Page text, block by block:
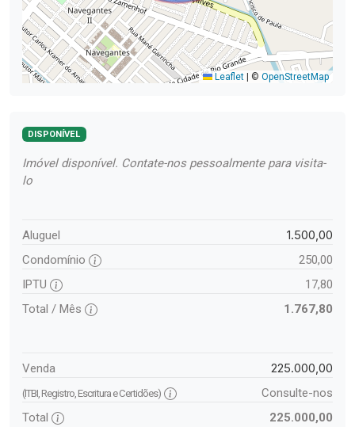
Leaflet © OpenStreetMap
DISPONÍVEL
Imóvel disponível. Contate-nos pessoalmente para visita-
lo
Aluguel 1.500,00
Condomínio
250,00
IPTU
17,80
Total / Mês
1.767,80
Venda 225.000,00
(ITBI, Registro, Escritura e Certidões)
Consulte-nos
Total
225.000,00